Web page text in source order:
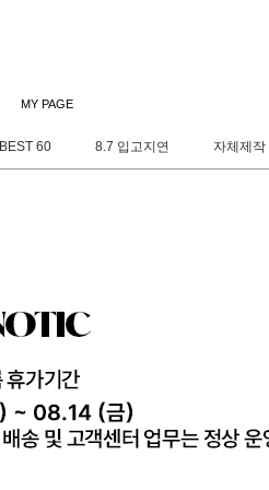
MY PAGE
BEST 60 8.7 입고지연 자체제작